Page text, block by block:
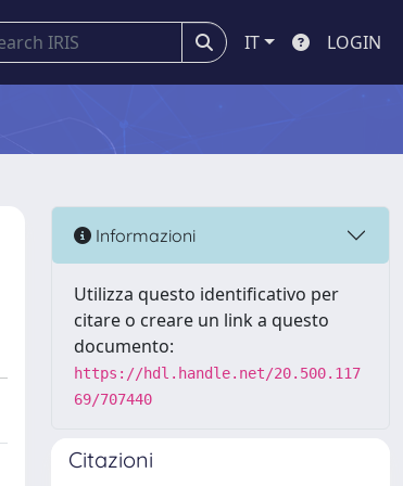
IT LOGIN
Informazioni
Utilizza questo identificativo per
citare o creare un link a questo
documento:
https://hdl.handle.net/20.500.117
69/707440
Citazioni